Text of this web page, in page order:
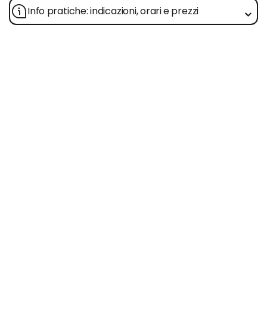
Info pratiche: indicazioni, orari e prezzi